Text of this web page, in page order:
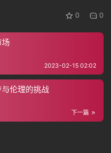
0 0
2023-02-15 02:02
伦理的挑战
下一篇